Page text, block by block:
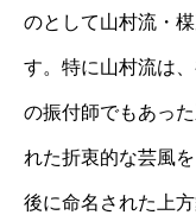
のとして山村流・
す。特に山村流は
の振付師でもあっ
れた折衷的な芸風
後に命名された上